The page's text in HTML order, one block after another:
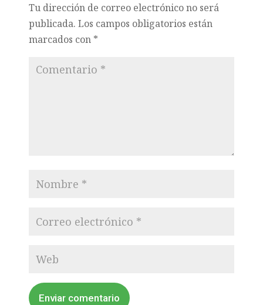
Tu dirección de correo electrónico no será
publicada. Los campos obligatorios están
marcados con *
Enviar comentario